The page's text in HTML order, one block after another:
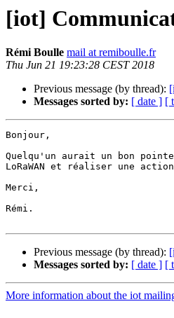
[iot]
Rémi Boulle mail at remiboulle.fr
Thu Jun 21 19:23:28 CEST 2018
Previous message (by thread):
Messages sorted by: [ date ] [
Bonjour,
Quelqu'un aurait un bon
LoRaWAN et réaliser une
Merci,
Rémi.
Previous message (by thread):
Messages sorted by: [ date ] [
More information about the iot